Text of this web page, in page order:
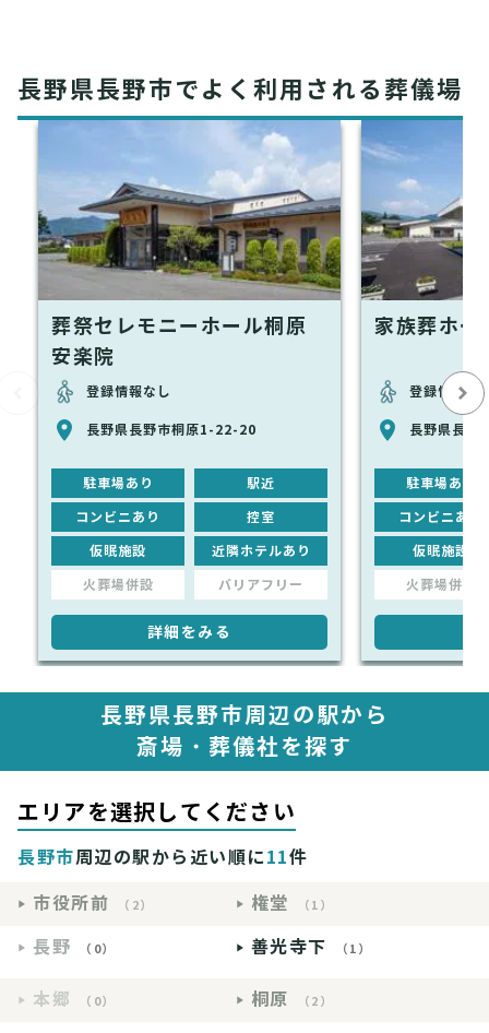
長野県長野市でよく利用される葬儀場
葬祭セレモニーホール桐原
安楽院
登録情報なし
長野県長野市桐原1-22-20
駐車場あり 駅近
コンビニあり 控室
仮眠施設 近隣ホテルあり
火葬場併設 バリアフリー
詳細をみる
家族葬ホ
登録情報な
長野県長野
駐車場あり
コンビニあり
仮眠施設
火葬場併設
長野県長野市周辺の駅から
斎場・葬儀社を探す
エリアを選択してください
長野市周辺の駅から近い順に11件
市役所前
（2） 権堂 （1）
長野 （0） 善光寺下 （1）
本郷 （0） 桐原 （2）